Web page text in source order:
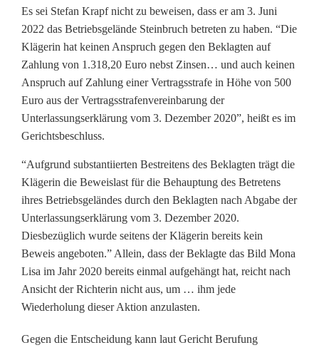
b
r
u
c
h
G
e
r
i
c
h
t
Es sei Stefan Krapf nicht zu beweisen, dass er am 3. Juni
2022 das Betriebsgelände Steinbruch betreten zu haben. “Die
Klägerin hat keinen Anspruch gegen den Beklagten auf
Zahlung von 1.318,20 Euro nebst Zinsen… und auch keinen
Anspruch auf Zahlung einer Vertragsstrafe in Höhe von 500
Euro aus der Vertragsstrafenvereinbarung der
Unterlassungserklärung vom 3. Dezember 2020”, heißt es im
Gerichtsbeschluss.
“Aufgrund substantiierten Bestreitens des Beklagten trägt die
Klägerin die Beweislast für die Behauptung des Betretens
ihres Betriebsgeländes durch den Beklagten nach Abgabe der
Unterlassungserklärung vom 3. Dezember 2020.
Diesbezüglich wurde seitens der Klägerin bereits kein
Beweis angeboten.” Allein, dass der Beklagte das Bild Mona
Lisa im Jahr 2020 bereits einmal aufgehängt hat, reicht nach
Ansicht der Richterin nicht aus, um … ihm jede
Wiederholung dieser Aktion anzulasten.
Gegen die Entscheidung kann laut Gericht Berufung